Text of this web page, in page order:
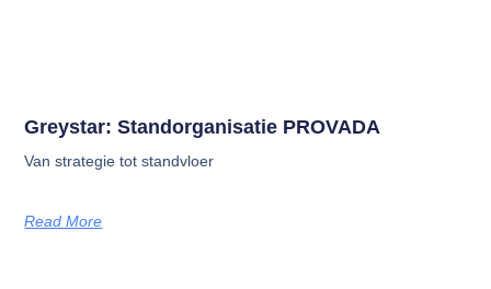
Greystar: Standorganisatie PROVADA
Van strategie tot standvloer
Read More